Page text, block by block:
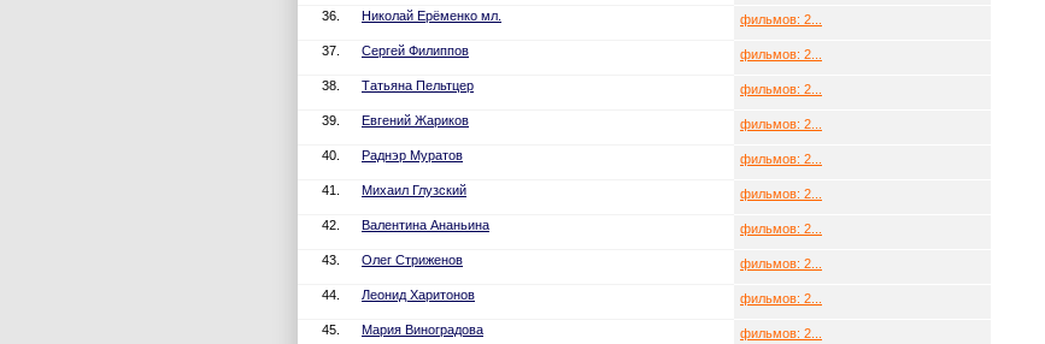
36. Николай Ерёменко мл. фильмов: 2...
37. Сергей Филиппов фильмов: 2...
38. Татьяна Пельтцер фильмов: 2...
39. Евгений Жариков фильмов: 2...
40. Раднэр Муратов фильмов: 2...
41. Михаил Глузский фильмов: 2...
42. Валентина Ананьина фильмов: 2...
43. Олег Стриженов фильмов: 2...
44. Леонид Харитонов фильмов: 2...
45. Мария Виноградова фильмов: 2...